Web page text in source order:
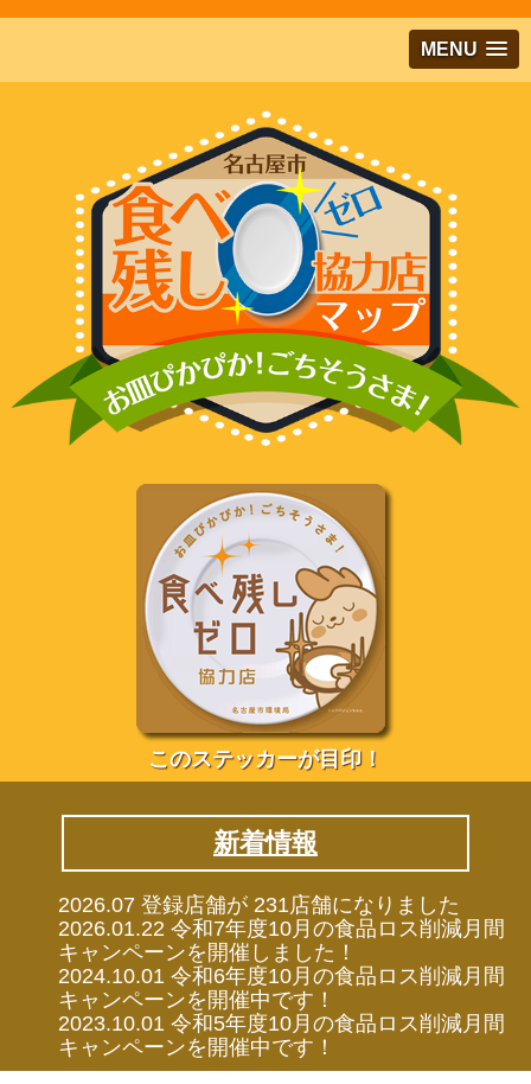
MENU
このステッカーが目印！
新着情報
2026.07登録店舗が 231店舗になりました
2026.01.22 令和7年度10月の食品ロス削減月間
キャンペーンを開催しました！
2024.10.01 令和6年度10月の食品ロス削減月間
キャンペーンを開催中です！
2023.10.01 令和5年度10月の食品ロス削減月間
キャンペーンを開催中です！